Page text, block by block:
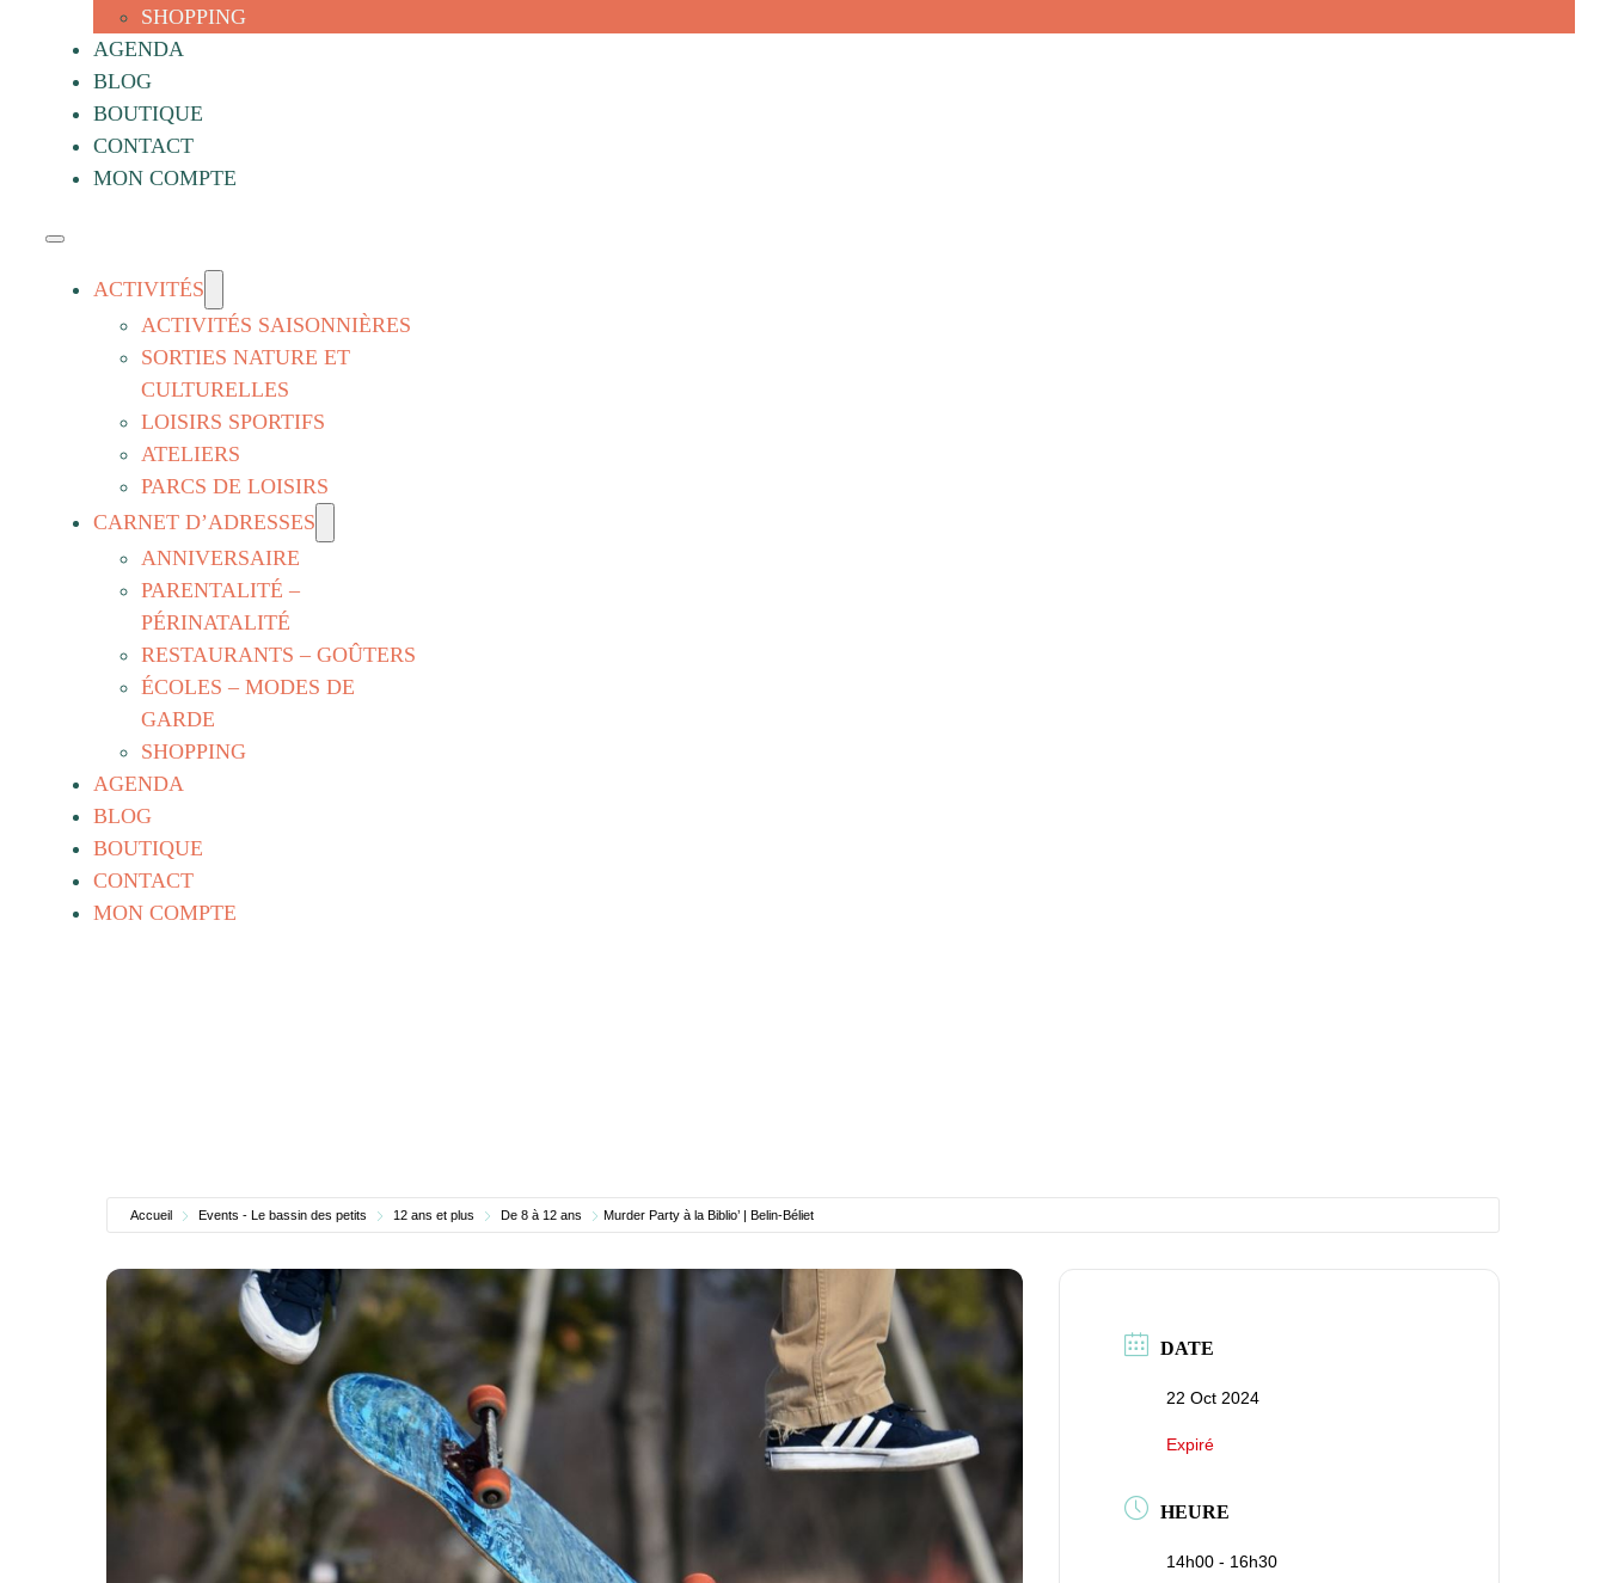
SHOPPING
AGENDA
BLOG
BOUTIQUE
CONTACT
MON COMPTE
ACTIVITÉS
ACTIVITÉS SAISONNIÈRES
SORTIES NATURE ET
CULTURELLES
LOISIRS SPORTIFS
ATELIERS
PARCS DE LOISIRS
CARNET D’ADRESSES
ANNIVERSAIRE
PARENTALITÉ –
PÉRINATALITÉ
RESTAURANTS – GOÛTERS
ÉCOLES – MODES DE
GARDE
SHOPPING
AGENDA
BLOG
BOUTIQUE
CONTACT
MON COMPTE
Accueil Events - Le bassin des petits 12 ans et plus De 8 à 12 ans Murder Party à la Biblio’ | Belin-Béliet
DATE
22 Oct 2024
Expiré
HEURE
14h00 - 16h30